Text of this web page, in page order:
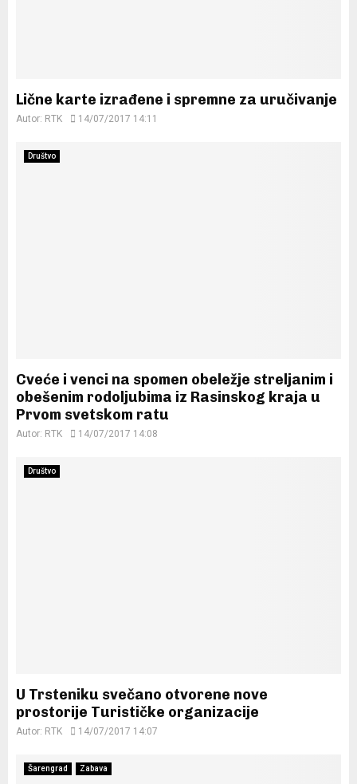
Lične karte izrađene i spremne za uručivanje
Autor: RTK 14/07/2017 14:11
Društvo
Cveće i venci na spomen obeležje streljanim i
obešenim rodoljubima iz Rasinskog kraja u
Prvom svetskom ratu
Autor: RTK 14/07/2017 14:08
Društvo
U Trsteniku svečano otvorene nove
prostorije Turističke organizacije
Autor: RTK 14/07/2017 14:07
Šarengrad Zabava